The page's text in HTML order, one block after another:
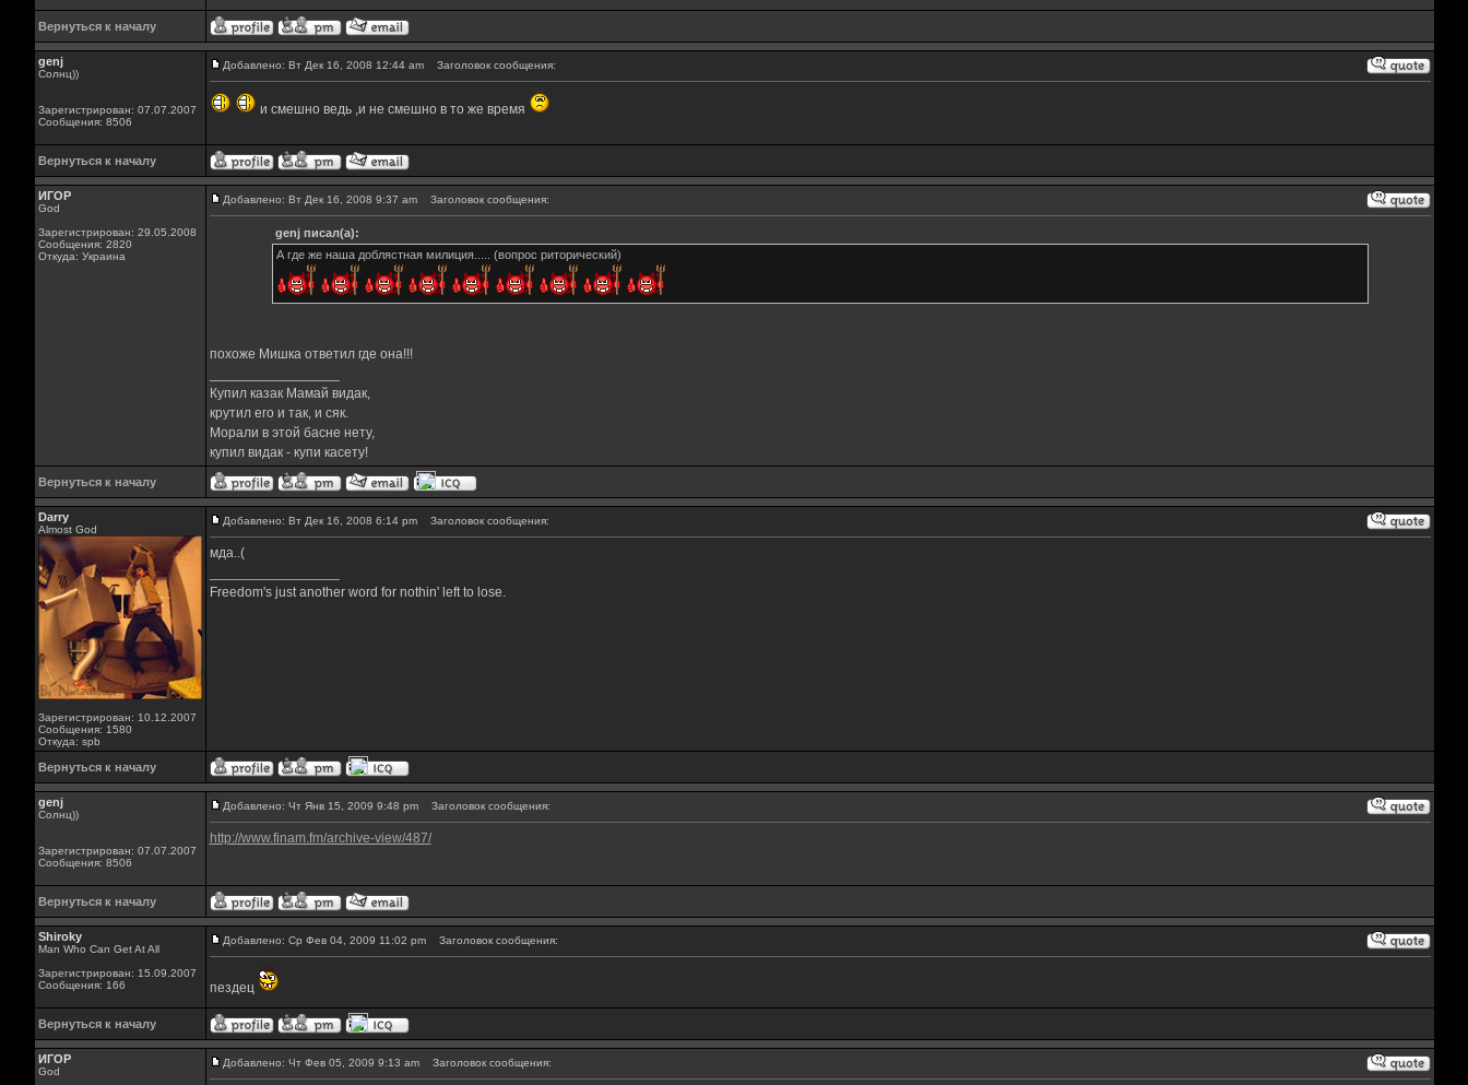
Вернуться к началу
genj
Солнц))
Зарегистрирован: 07.07.2007
Сообщения: 8506
Добавлено: Вт Дек 16, 2008 12:44 am Заголовок сообщения:
и смешно ведь ,и не смешно в то же время
Вернуться к началу
ИГОР
God
Зарегистрирован: 29.05.2008
Сообщения: 2820
Откуда: Украина
Добавлено: Вт Дек 16, 2008 9:37 am Заголовок сообщения:
genj писал(а):
А где же наша доблястная милиция..... (вопрос риторический)
похоже Мишка ответил где она!!!
Купил казак Мамай видак,
крутил его и так, и сяк.
Морали в этой басне нету,
купил видак - купи касету!
Вернуться к началу
Darry
Almost God
Зарегистрирован: 10.12.2007
Сообщения: 1580
Откуда: spb
Добавлено: Вт Дек 16, 2008 6:14 pm Заголовок сообщения:
мда..(
Freedom's just another word for nothin' left to lose.
Вернуться к началу
genj
Солнц))
Зарегистрирован: 07.07.2007
Сообщения: 8506
Добавлено: Чт Янв 15, 2009 9:48 pm Заголовок сообщения:
http://www.finam.fm/archive-view/487/
Вернуться к началу
Shiroky
Man Who Can Get At All
Зарегистрирован: 15.09.2007
Сообщения: 166
Добавлено: Ср Фев 04, 2009 11:02 pm Заголовок сообщения:
пездец
Вернуться к началу
ИГОР
God
Добавлено: Чт Фев 05, 2009 9:13 am Заголовок сообщения: